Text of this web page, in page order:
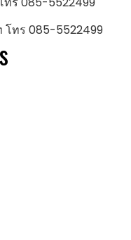
โทร 085-5522499